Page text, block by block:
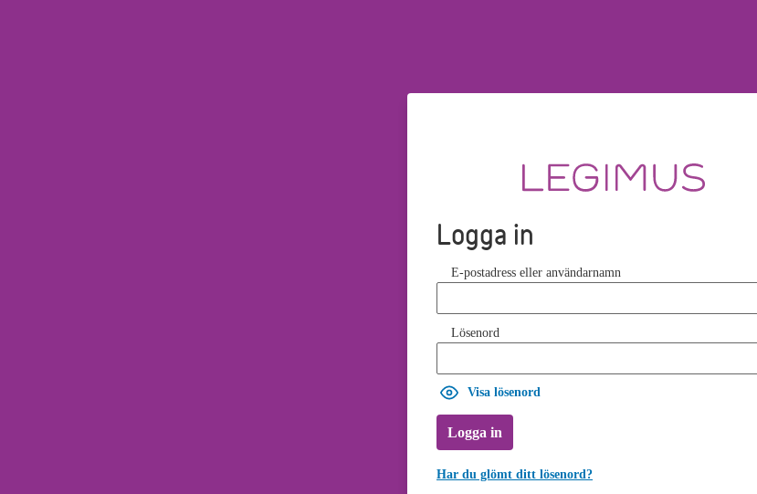
Logga in
E-postadress eller användarnamn
Lösenord
Visa lösenord
Logga in
Har du glömt ditt lösenord?